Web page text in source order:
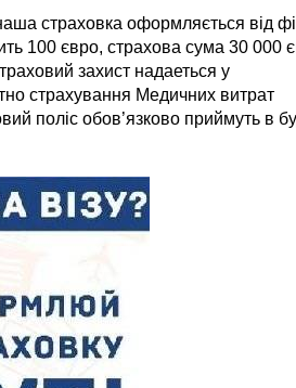
страховка оформляється від
100 євро, страхова сума 30 000
захист надаеться у
страхування Медичних витрат
поліс обов’язково приймуть в